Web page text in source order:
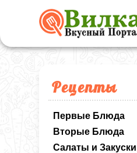
Рецепты
Первые Блюда
Вторые Блюда
Салаты и Закуски